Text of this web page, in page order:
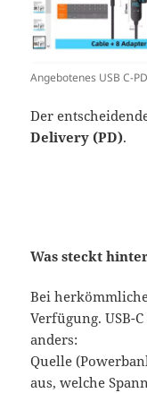
Angebotenes USB C-
Der
Delivery (PD).
Was steckt
Bei
Verfügung. USB-
anders:
Quelle
aus, welche